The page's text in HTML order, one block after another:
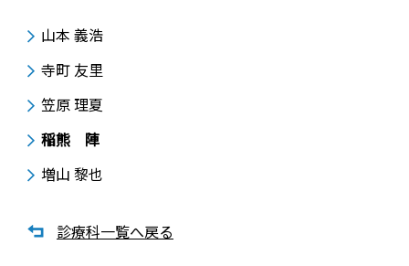
山本 義浩
寺町 友里
笠原 理夏
稲熊 陣
増山 黎也
診療科一覧へ戻る